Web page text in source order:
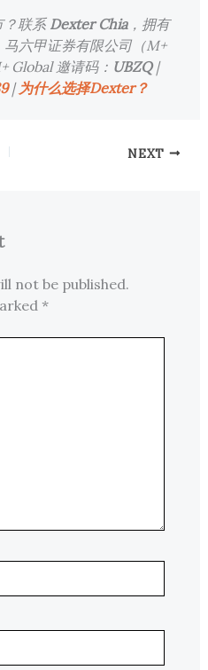
？联系 Dexter Chia，拥有
六甲证券有限公司（M+
Global 邀请码： UBZQ|
| 为什么选择Dexter？
NEXT
not be published.
*